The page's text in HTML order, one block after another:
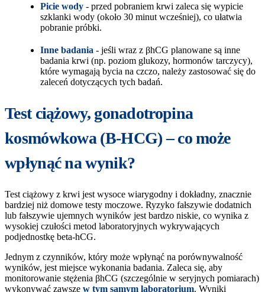
Picie wody - przed pobraniem krwi zaleca się wypicie
szklanki wody (około 30 minut wcześniej), co ułatwia
pobranie próbki.
Inne badania - jeśli wraz z βhCG planowane są inne
badania krwi (np. poziom glukozy, hormonów tarczycy),
które wymagają bycia na czczo, należy zastosować się do
zaleceń dotyczących tych badań.
Test ciążowy, gonadotropina
kosmówkowa (B-HCG) – co może
wpłynąć na wynik?
Test ciążowy z krwi jest wysoce wiarygodny i dokładny, znacznie
bardziej niż domowe testy moczowe. Ryzyko fałszywie dodatnich
lub fałszywie ujemnych wyników jest bardzo niskie, co wynika z
wysokiej czułości metod laboratoryjnych wykrywających
podjednostkę beta-hCG.
Jednym z czynników, który może wpłynąć na porównywalność
wyników, jest miejsce wykonania badania. Zaleca się, aby
monitorowanie stężenia βhCG (szczególnie w seryjnych pomiarach)
wykonywać zawsze w tym samym laboratorium. Wyniki